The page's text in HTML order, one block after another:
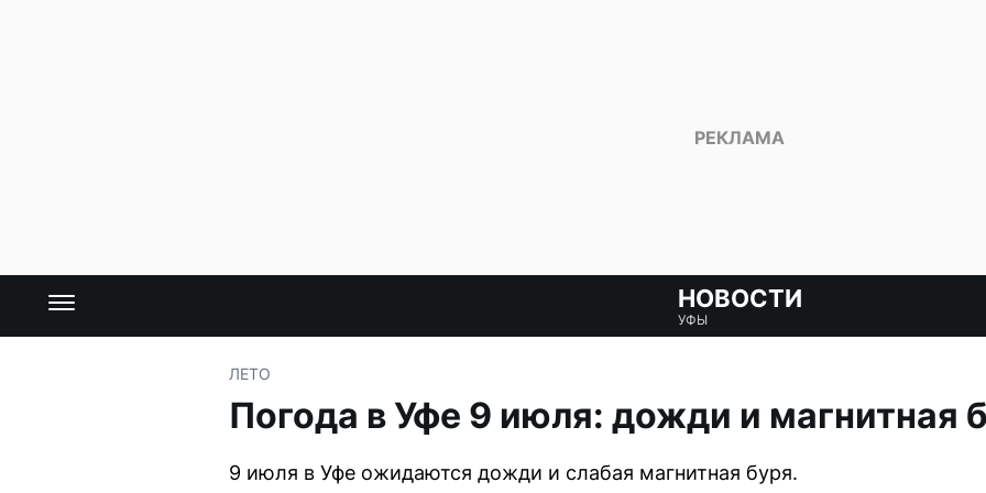
НОВОСТИ
УФЫ
ЛЕТО
Погода в Уфе 9 июля: дожди и магнитная
9 июля в Уфе ожидаются дожди и слабая магнитная буря.